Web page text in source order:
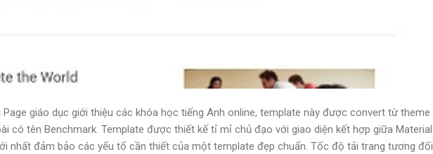
giáo dục giới thiệu các khóa học tiếng Anh online, template này được convert từ
có tên Benchmark. Template được thiết kế tỉ mỉ chủ đạo với giao diện kết hợp giữa Material
nhất đảm bảo các yếu tố cần thiết của một template đẹp chuẩn. Tốc độ tải trang tương đối